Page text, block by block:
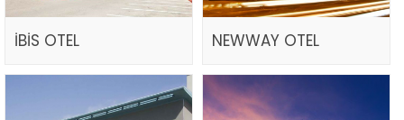
İBİS OTEL NEWWAY OTEL